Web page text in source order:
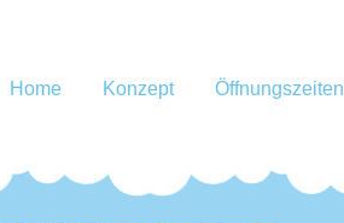
Home Konzept Öffnungszeiten